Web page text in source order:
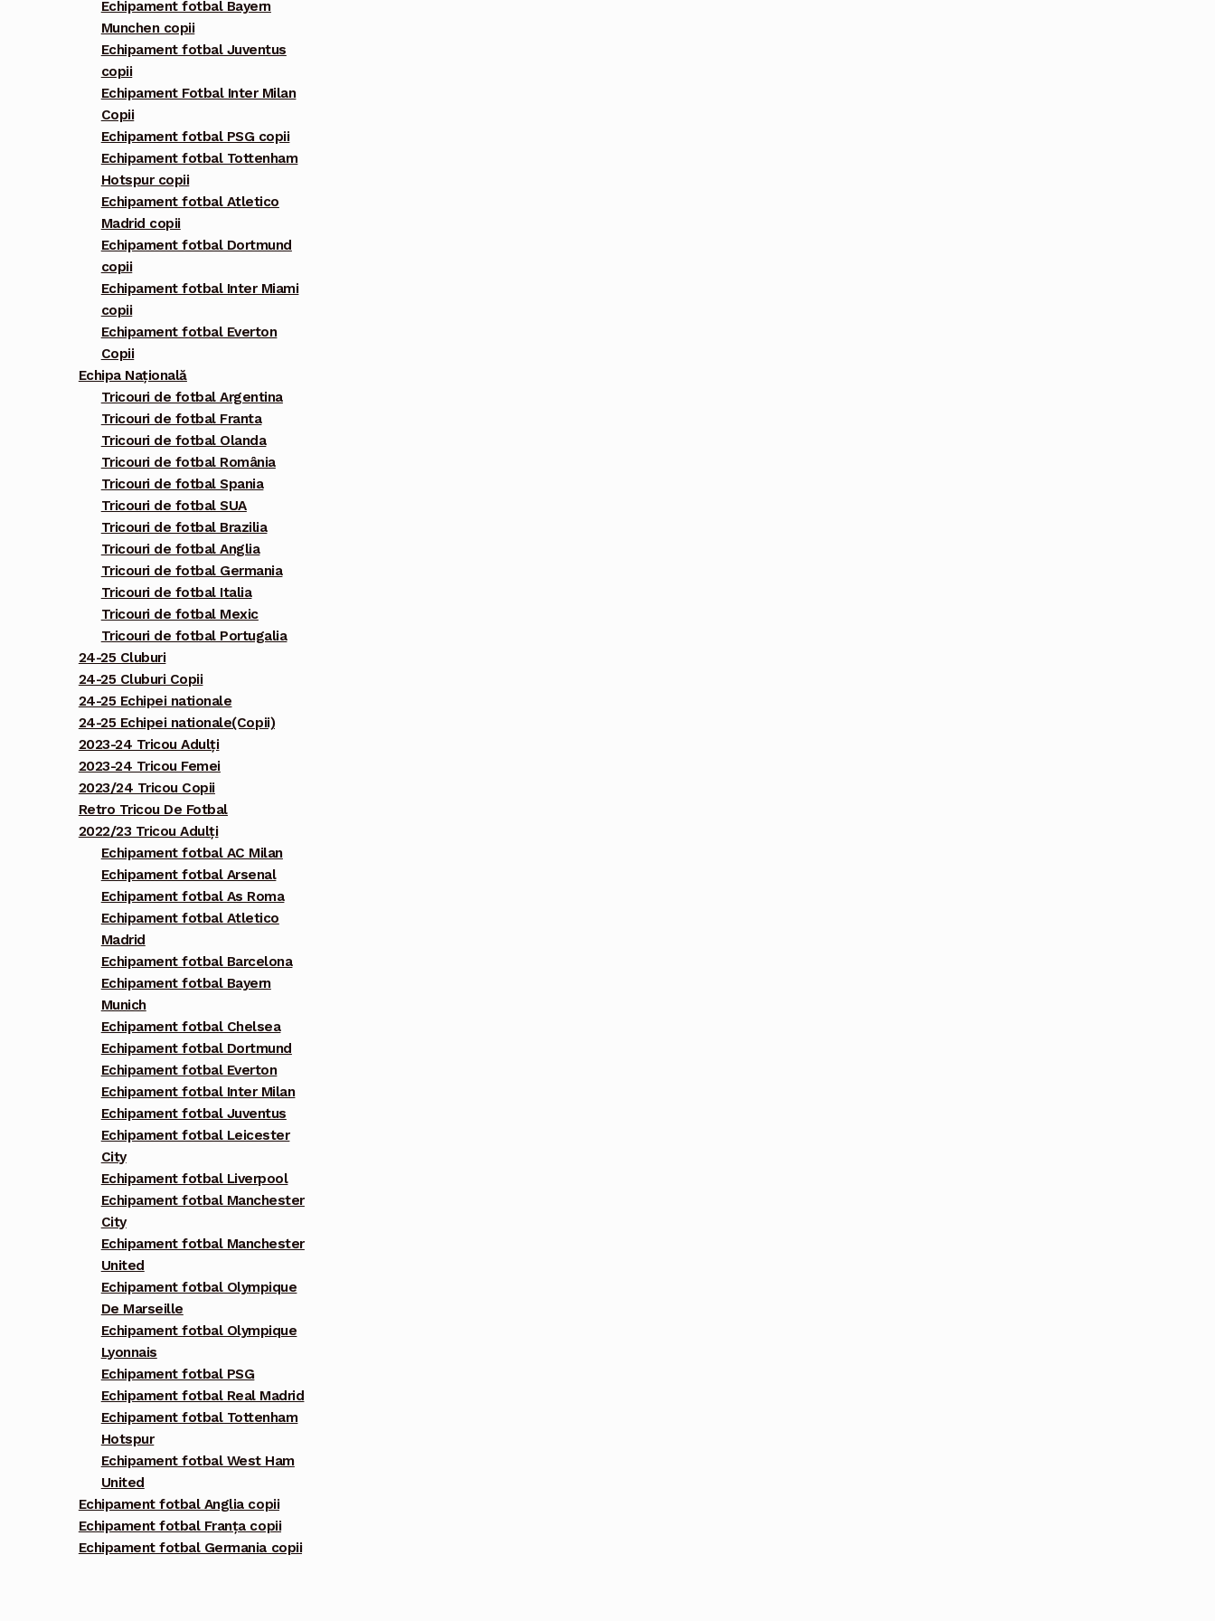
Echipament fotbal Bayern
Munchen copii
Echipament fotbal Juventus
copii
Echipament Fotbal Inter Milan
Copii
Echipament fotbal PSG copii
Echipament fotbal Tottenham
Hotspur copii
Echipament fotbal Atletico
Madrid copii
Echipament fotbal Dortmund
copii
Echipament fotbal Inter Miami
copii
Echipament fotbal Everton
Copii
Echipa Națională
Tricouri de fotbal Argentina
Tricouri de fotbal Franta
Tricouri de fotbal Olanda
Tricouri de fotbal România
Tricouri de fotbal Spania
Tricouri de fotbal SUA
Tricouri de fotbal Brazilia
Tricouri de fotbal Anglia
Tricouri de fotbal Germania
Tricouri de fotbal Italia
Tricouri de fotbal Mexic
Tricouri de fotbal Portugalia
24-25 Cluburi
24-25 Cluburi Copii
24-25 Echipei nationale
24-25 Echipei nationale(Copii)
2023-24 Tricou Adulți
2023-24 Tricou Femei
2023/24 Tricou Copii
Retro Tricou De Fotbal
2022/23 Tricou Adulți
Echipament fotbal AC Milan
Echipament fotbal Arsenal
Echipament fotbal As Roma
Echipament fotbal Atletico
Madrid
Echipament fotbal Barcelona
Echipament fotbal Bayern
Munich
Echipament fotbal Chelsea
Echipament fotbal Dortmund
Echipament fotbal Everton
Echipament fotbal Inter Milan
Echipament fotbal Juventus
Echipament fotbal Leicester
City
Echipament fotbal Liverpool
Echipament fotbal Manchester
City
Echipament fotbal Manchester
United
Echipament fotbal Olympique
De Marseille
Echipament fotbal Olympique
Lyonnais
Echipament fotbal PSG
Echipament fotbal Real Madrid
Echipament fotbal Tottenham
Hotspur
Echipament fotbal West Ham
United
Echipament fotbal Anglia copii
Echipament fotbal Franța copii
Echipament fotbal Germania copii